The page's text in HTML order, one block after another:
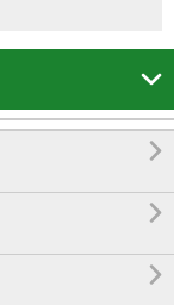



